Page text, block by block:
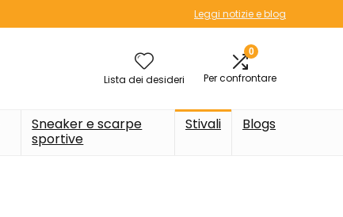
Leggi notizie e blog
Lista dei desideri
0
Per confrontare
Sneaker e scarpe
sportive
Stivali Blogs